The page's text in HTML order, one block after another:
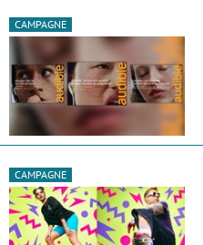
CAMPAGNE
CAMPAGNE